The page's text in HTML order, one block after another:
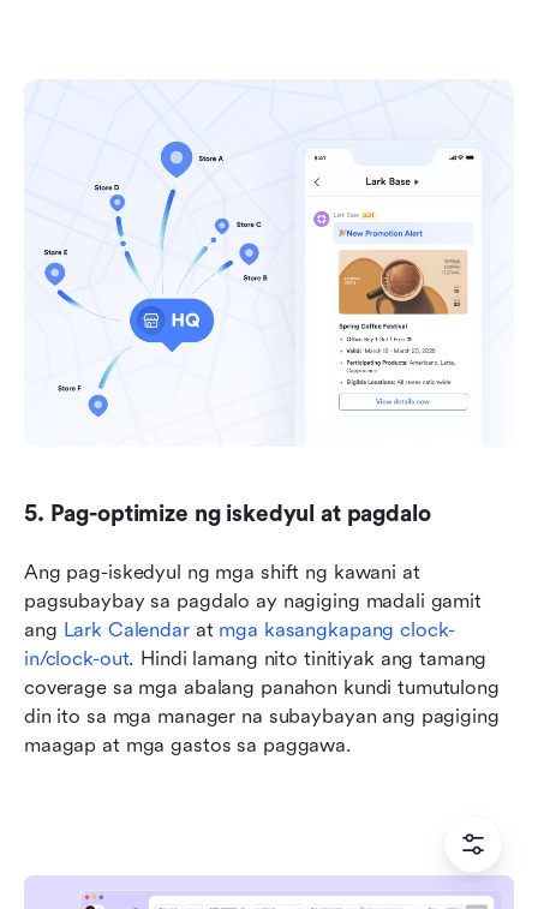
5. Pag-optimize ng iskedyul at pagdalo
Ang pag-iskedyul ng mga shift ng kawani at
pagsubaybay sa pagdalo ay nagiging madali gamit
ang Lark Calendar at mga kasangkapang clock-
in/clock-out. Hindi lamang nito tinitiyak ang tamang
coverage sa mga abalang panahon kundi tumutulong
din ito sa mga manager na subaybayan ang pagiging
maagap at mga gastos sa paggawa.